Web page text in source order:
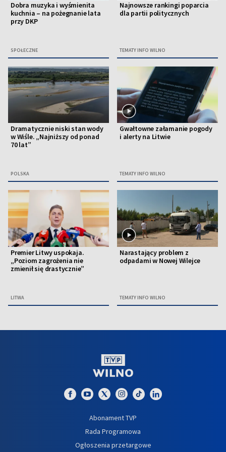
Dobra muzyka i wyśmienita
kuchnia – na pożegnanie lata
przy DKP
SPOŁECZNE
Najnowsze rankingi poparcia
dla partii politycznych
TEMATY INFO WILNO
Dramatycznie niski stan wody
w Wiśle. „Najniższy od ponad
70 lat”
POLSKA
Gwałtowne załamanie pogody
i alerty na Litwie
TEMATY INFO WILNO
Premier Litwy uspokaja.
„Poziom zagrożenia nie
zmienił się drastycznie”
LITWA
Narastający problem z
odpadami w Nowej Wilejce
TEMATY INFO WILNO
Abonament TVP
Rada Programowa
Ogłoszenia przetargowe